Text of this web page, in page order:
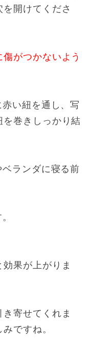
開けてくださ
がつかないよう
い紐を通し、写
巻きしっかり結
ランダに寝る前
果が上がりま
寄せてくれま
ですね。